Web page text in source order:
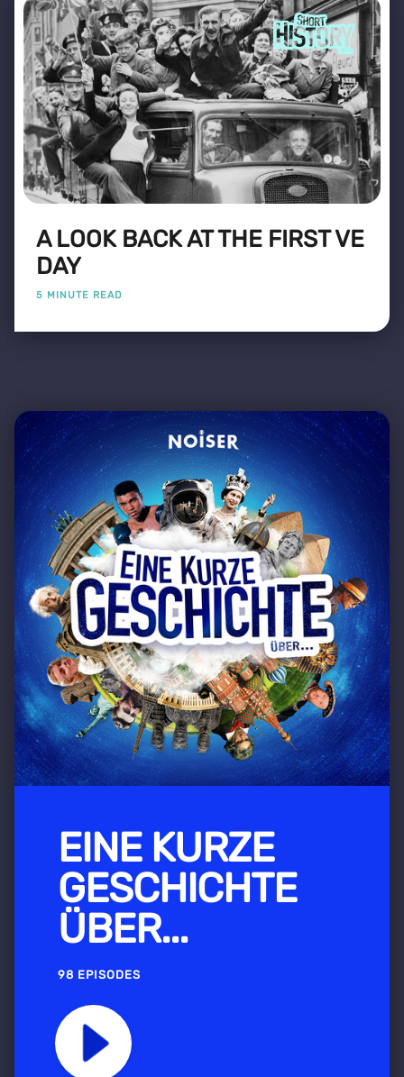
A LOOK BACK AT THE FIRST VE
DAY
5 MINUTE READ
EINE KURZE
GESCHICHTE
ÜBER...
98 EPISODES